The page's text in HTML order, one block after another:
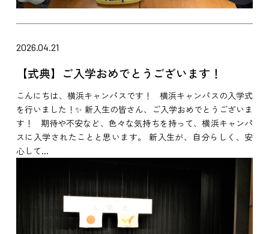
2026.04.21
【式典】ご入学おめでとうございます！
こんにちは、横浜キャンパスです！ 横浜キャンパスの入学式
を行いました！✨ 新入生の皆さん、ご入学おめでとうございま
す！ 期待や不安など、色々な気持ちを持って、横浜キャンパ
スに入学されたことと思います。 新入生が、自分らしく、安
心して...